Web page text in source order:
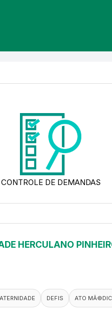
CONTROLE DE DEMANDAS
HERCULANO
DEFIS ATO